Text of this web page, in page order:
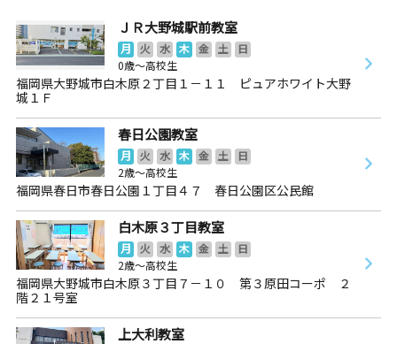
ＪＲ大野城駅前教室
月 火 水 木 金 土
日
0歳～高校生
福岡県大野城市白木原２丁目１－１１ ピュアホワイト大野
城１Ｆ
春日公園教室
月 火 水 木 金 土
日
2歳～高校生
福岡県春日市春日公園１丁目４７ 春日公園区公民館
白木原３丁目教室
月 火 水 木 金 土
日
2歳～高校生
福岡県大野城市白木原３丁目７－１０ 第３原田コーポ ２
階２１号室
上大利教室